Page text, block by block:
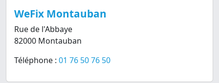
WeFix Montauban
Rue de l'Abbaye
82000 Montauban
Téléphone : 01 76 50 76 50